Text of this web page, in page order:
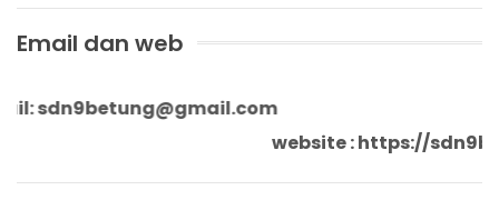
Email dan web
sdn9betung@gmail.com
website : https://